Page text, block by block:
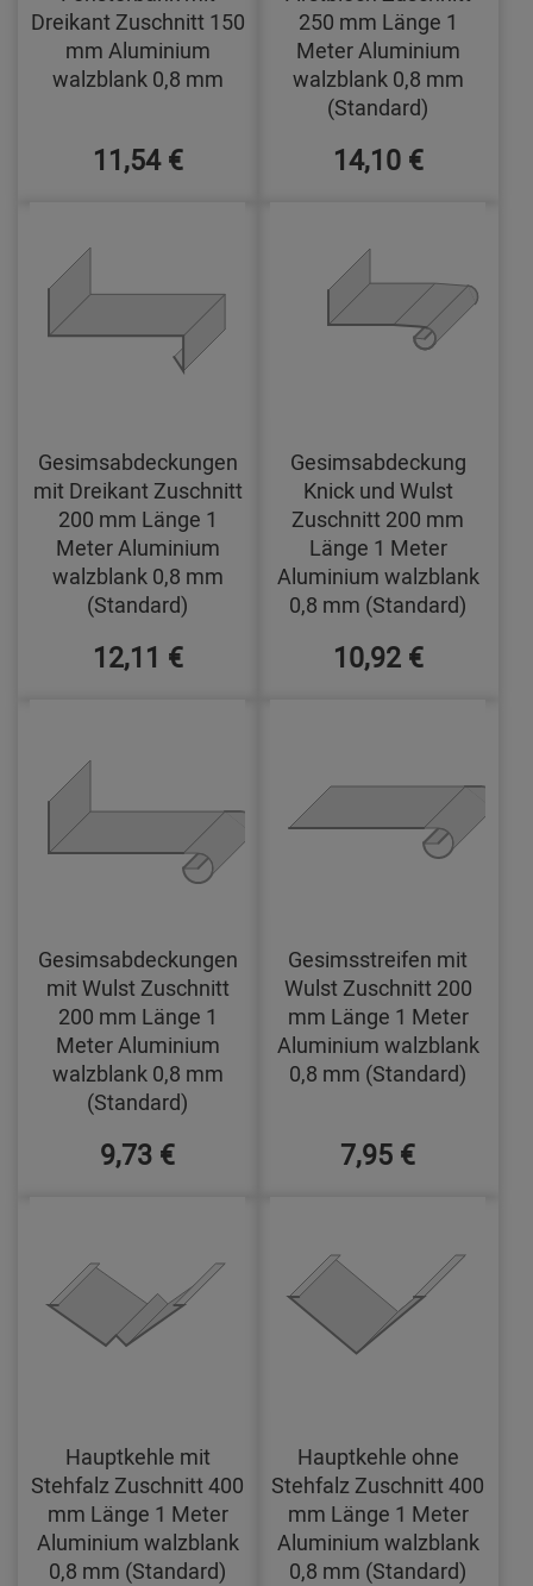
Dreikant Zuschnitt 150
mm Aluminium
walzblank 0,8 mm
11,54 €
250 mm Länge 1
Meter Aluminium
walzblank 0,8 mm
(Standard)
14,10 €
Gesimsabdeckungen
mit Dreikant Zuschnitt
200 mm Länge 1
Meter Aluminium
walzblank 0,8 mm
(Standard)
12,11 €
Gesimsabdeckung
Knick und Wulst
Zuschnitt 200 mm
Länge 1 Meter
Aluminium walzblank
0,8 mm (Standard)
10,92 €
Gesimsabdeckungen
mit Wulst Zuschnitt
200 mm Länge 1
Meter Aluminium
walzblank 0,8 mm
(Standard)
9,73 €
Gesimsstreifen mit
Wulst Zuschnitt 200
mm Länge 1 Meter
Aluminium walzblank
0,8 mm (Standard)
7,95 €
Hauptkehle mit
Stehfalz Zuschnitt 400
mm Länge 1 Meter
Aluminium walzblank
0,8 mm (Standard)
Hauptkehle ohne
Stehfalz Zuschnitt 400
mm Länge 1 Meter
Aluminium walzblank
0,8 mm (Standard)